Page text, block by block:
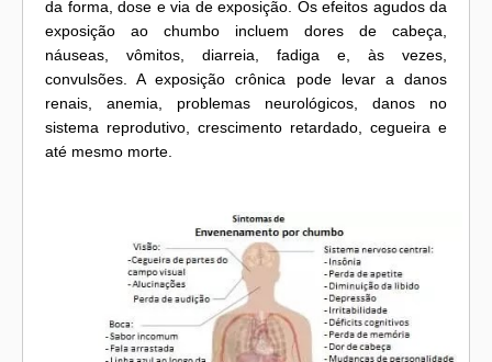
da forma, dose e via de exposição. Os efeitos agudos da
exposição ao chumbo incluem dores de cabeça,
náuseas, vômitos, diarreia, fadiga e, às vezes,
convulsões. A exposição crônica pode levar a danos
renais, anemia, problemas neurológicos, danos no
sistema reprodutivo, crescimento retardado, cegueira e
até mesmo morte.